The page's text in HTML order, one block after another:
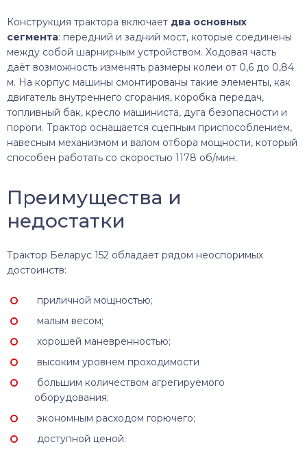
Конструкция трактора включает два основных
сегмента: передний и задний мост, которые соединены
между собой шарнирным устройством. Ходовая часть
даёт возможность изменять размеры колеи от 0,6 до 0,84
м. На корпус машины смонтированы такие элементы, как
двигатель внутреннего сгорания, коробка передач,
топливный бак, кресло машиниста, дуга безопасности и
пороги. Трактор оснащается сцепным приспособлением,
навесным механизмом и валом отбора мощности, который
способен работать со скоростью 1178 об/мин.
Преимущества и
недостатки
Трактор Беларус 152 обладает рядом неоспоримых
достоинств:
приличной мощностью;
малым весом;
хорошей маневренностью;
высоким уровнем проходимости
большим количеством агрегируемого
оборудования;
экономным расходом горючего;
доступной ценой.